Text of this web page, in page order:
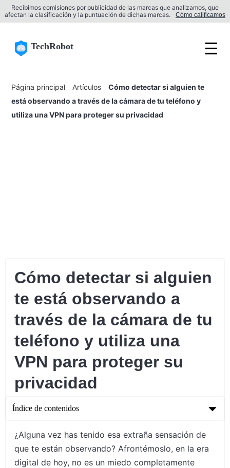
Recibimos comisiones por publicidad de las marcas que analizamos, que
afectan la clasificación y la puntuación de dichas marcas.
Cómo calificamos
TechRobot ☰
Página principal Artículos
Cómo detectar si alguien te
está observando a través de la cámara de tu teléfono y
utiliza una VPN para proteger su privacidad
Cómo detectar si alguien
te está observando a
través de la cámara de tu
teléfono y utiliza una
VPN para proteger su
privacidad
Índice de contenidos
Cómo detectar si alguien te está observando a través de la
cámara de tu teléfono y utiliza una VPN para proteger su
privacidad
¿Alguna vez has tenido esa extraña sensación de
que te están observando? Afrontémoslo, en la era
digital de hoy, no es un miedo completamente